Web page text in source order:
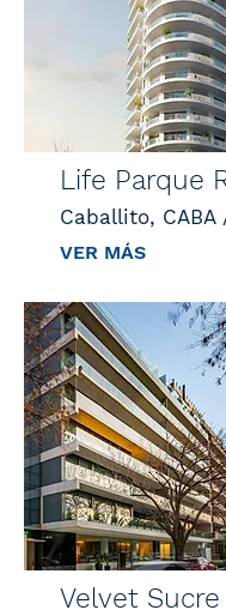
Life Parque
Caballito, CABA
VER MÁS
Velvet Sucre